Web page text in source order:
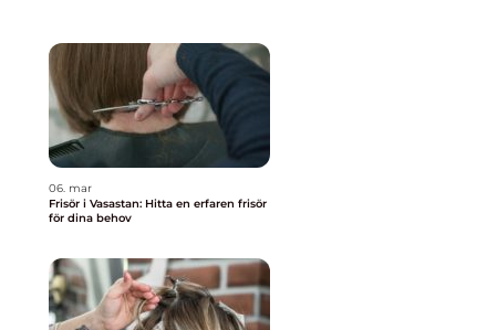
06. mar
Frisör i Vasastan: Hitta en erfaren frisör
för dina behov